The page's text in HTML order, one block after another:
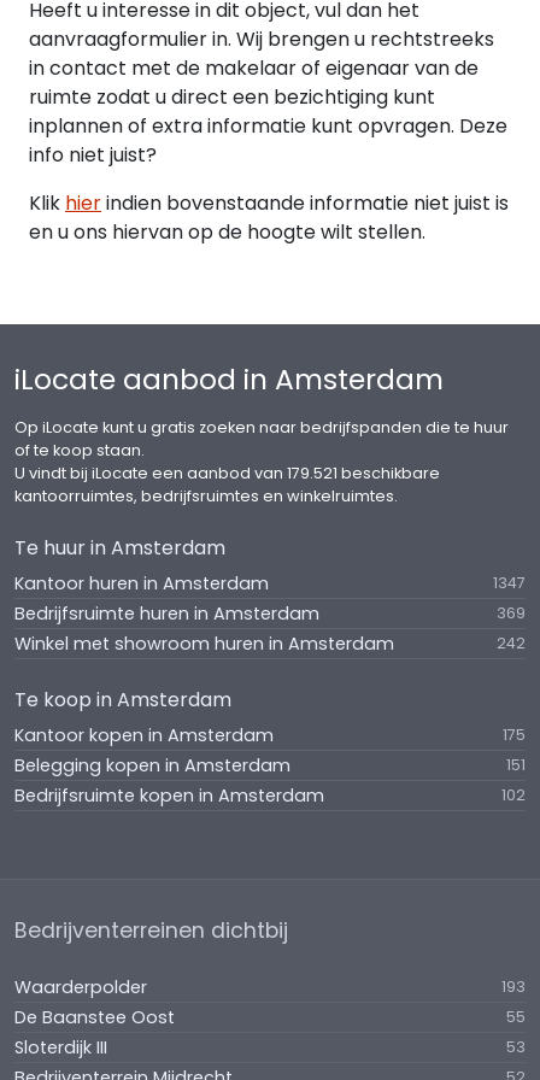
HUURCONTRACT
Op basis van standaard model van de Raad voor
Onroerende Zaken (ROZ).
OPZEGTERMIJN
12 maanden.
- Pantry;
BEREIKBAARHEID
De ruimte is bereikbaar via de ringweg A10/afslag
tramlijnen 3, 4 en 12 via halte Albert Cuyp/ Van
Woustraat en de NoordZuidlijn (Halte Albert Cuyp).
VOORBEHOUD
AANVAARDING
In goed overleg.
* * * Englishtranslation * * *
Market, in the Heart of De Pijp
De Pijp is one of the most vibrant areas of
Amsterdam, with the Albert Cuyp Market at its
center. This neighborhood is characterized by
numerous shops, creative and artisanal
Heeft u interesse in dit object, vul dan het
aanvraagformulier in. Wij brengen u rechtstreeks
in contact met de makelaar of eigenaar van de
ruimte zodat u direct een bezichtiging kunt
inplannen of extra informatie kunt opvragen. Deze
info niet juist?
Klik hierindien bovenstaande informatie niet juist is
en u ons hiervan op de hoogte wilt stellen.
iLocate aanbod in Amsterdam
Op iLocate kunt u gratis zoeken naar bedrijfspanden die te huur
of te koop staan.
U vindt bij iLocate een aanbod van 179.521 beschikbare
kantoorruimtes, bedrijfsruimtes en winkelruimtes.
Te huur in Amsterdam
Kantoor huren in Amsterdam 1347
Bedrijfsruimte huren in Amsterdam 369
Winkel met showroom huren in Amsterdam 242
Te koop in Amsterdam
Kantoor kopen in Amsterdam 175
Belegging kopen in Amsterdam 151
Bedrijfsruimte kopen in Amsterdam 102
Bedrijventerreinen dichtbij
Waarderpolder 193
De Baanstee Oost 55
Sloterdijk III 53